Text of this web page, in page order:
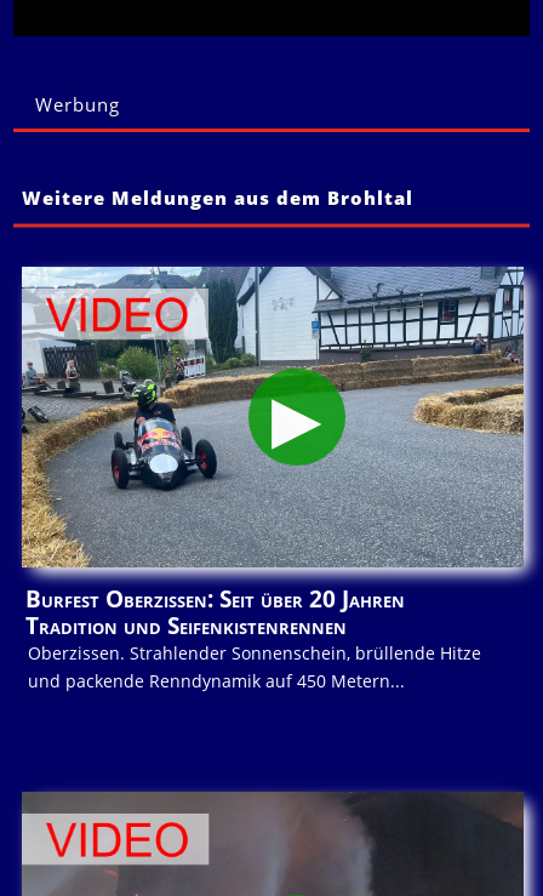
Werbung
Weitere Meldungen aus dem Brohltal
Burfest Oberzissen: Seit über 20 Jahren
Tradition und Seifenkistenrennen
Oberzissen. Strahlender Sonnenschein, brüllende Hitze
und packende Renndynamik auf 450 Metern...